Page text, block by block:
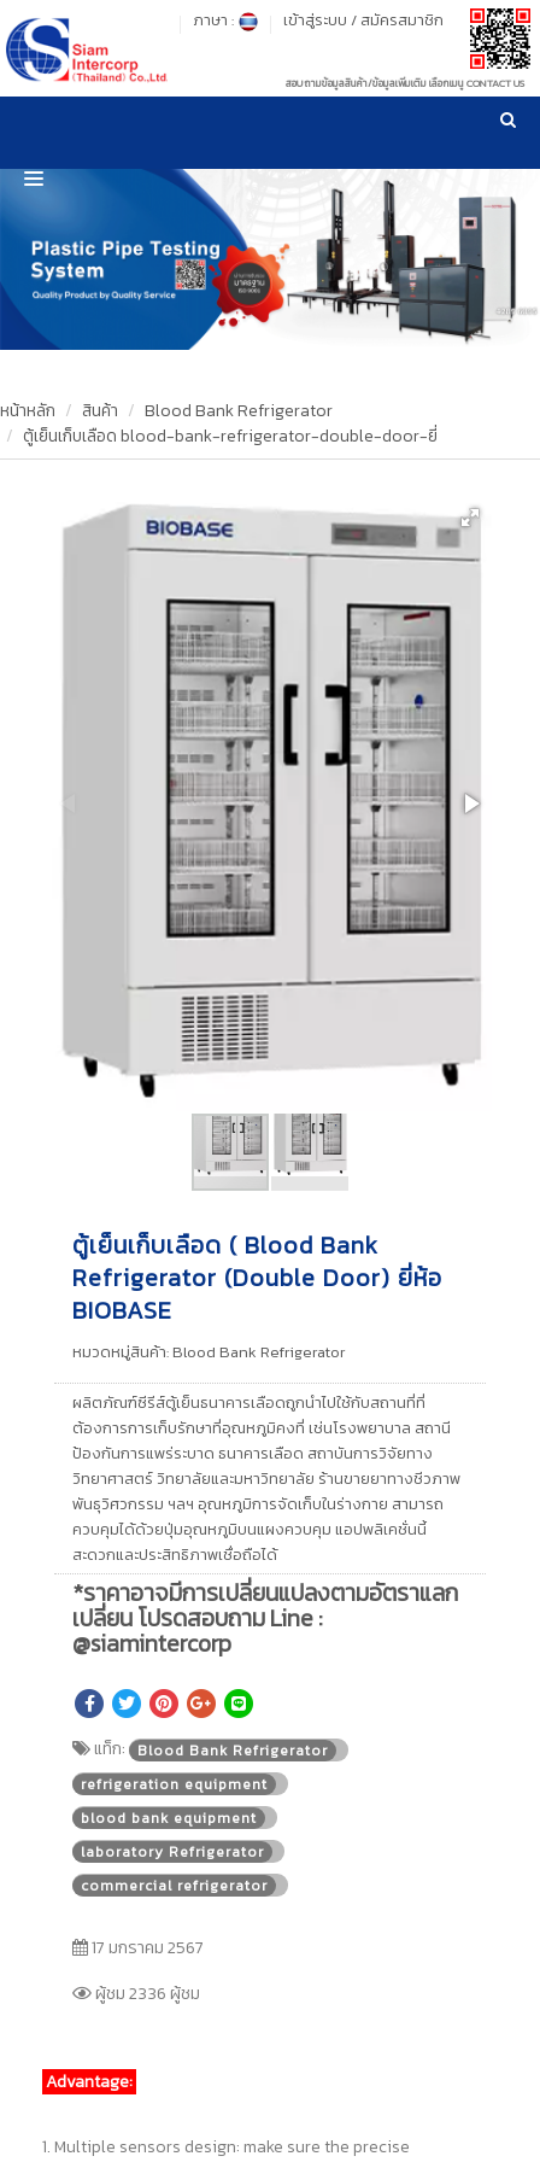
รู้ลึก รู้จริง เรื่องเครื่องมือทดสอบวัสดุ ! ยืน 1 เรื่องมาตรฐานการให้บริการ
เข้าสู่ระบบ / สมัครสมาชิก
ภาษา :
สอบถามข้อมูลสินค้า/ข้อมูลเพิ่มเติม เลือกเมนู CONTACT US
HOME
PRODUCT
OUR CLIENTS
OUR WORKS
CALIBRATION
CONTACT US
หน้าหลัก สินค้า
Blood Bank Refrigerator
ตู้เย็นเก็บเลือด blood-bank-refrigerator-double-door-ยี่
ตู้เย็นเก็บเลือด ( Blood Bank
Refrigerator (Double Door) ยี่ห้อ
BIOBASE
หมวดหมู่สินค้า: Blood Bank Refrigerator
ผลิตภัณฑ์ซีรีส์ตู้เย็นธนาคารเลือดถูกนำไปใช้กับสถานที่ที่
ต้องการการเก็บรักษาที่อุณหภูมิคงที่ เช่นโรงพยาบาล สถานี
ป้องกันการแพร่ระบาด ธนาคารเลือด สถาบันการวิจัยทาง
วิทยาศาสตร์ วิทยาลัยและมหาวิทยาลัย ร้านขายยาทางชีวภาพ
พันธุวิศวกรรม ฯลฯ อุณหภูมิการจัดเก็บในร่างกาย สามารถ
ควบคุมได้ด้วยปุ่มอุณหภูมิบนแผงควบคุม แอปพลิเคชั่นนี้
สะดวกและประสิทธิภาพเชื่อถือได้
*ราคาอาจมีการเปลี่ยนแปลงตามอัตราแลก
เปลี่ยน โปรดสอบถาม Line :
@siamintercorp
แท็ก:
Blood Bank Refrigerator
refrigeration equipment
blood bank equipment
laboratory Refrigerator
commercial refrigerator
17 มกราคม 2567
ผู้ชม 2336 ผู้ชม
Advantage:
1. Multiple sensors design: make sure the precise